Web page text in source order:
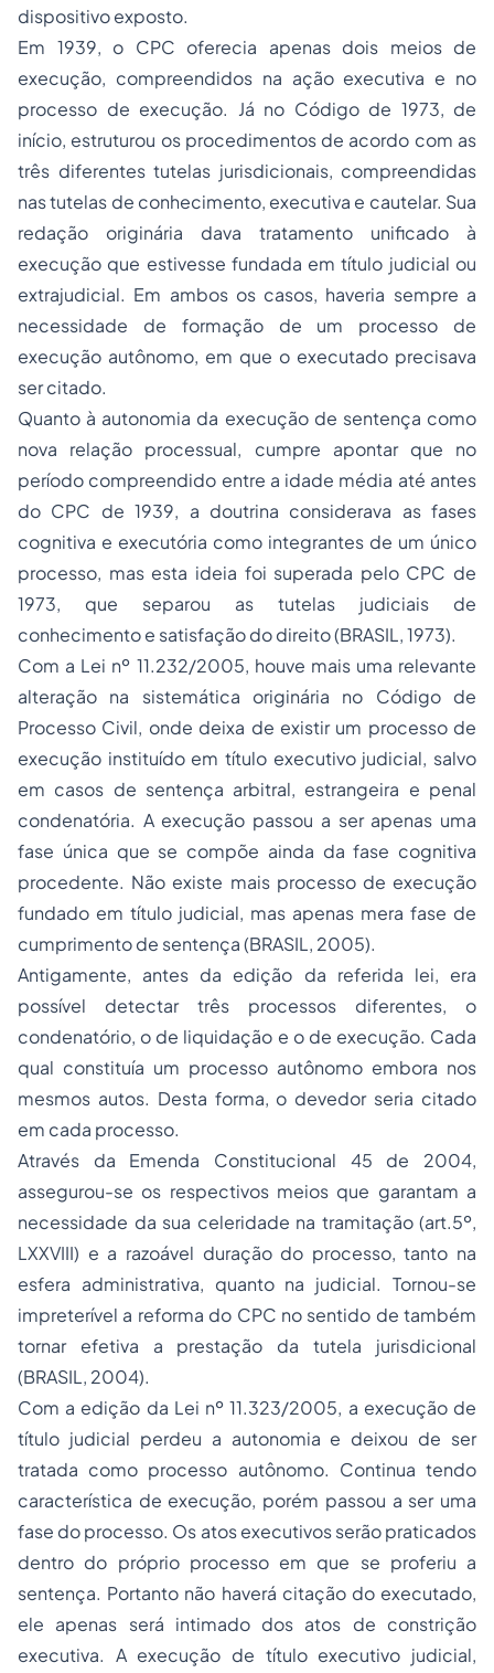
dispositivo exposto.
Em 1939, o CPC oferecia apenas dois meios de
execução, compreendidos na ação executiva e no
processo de execução. Já no Código de 1973, de
início, estruturou os procedimentos de acordo com as
três diferentes tutelas jurisdicionais, compreendidas
nas tutelas de conhecimento, executiva e cautelar. Sua
redação originária dava tratamento unificado à
execução que estivesse fundada em título judicial ou
extrajudicial. Em ambos os casos, haveria sempre a
necessidade de formação de um processo de
execução autônomo, em que o executado precisava
ser citado.
Quanto à autonomia da execução de sentença como
nova relação processual, cumpre apontar que no
período compreendido entre a idade média até antes
do CPC de 1939, a doutrina considerava as fases
cognitiva e executória como integrantes de um único
processo, mas esta ideia foi superada pelo CPC de
1973, que separou as tutelas judiciais de
conhecimento e satisfação do direito (BRASIL, 1973).
Com a Lei nº 11.232/2005, houve mais uma relevante
alteração na sistemática originária no Código de
Processo Civil, onde deixa de existir um processo de
execução instituído em título executivo judicial, salvo
em casos de sentença arbitral, estrangeira e penal
condenatória. A execução passou a ser apenas uma
fase única que se compõe ainda da fase cognitiva
procedente. Não existe mais processo de execução
fundado em título judicial, mas apenas mera fase de
cumprimento de sentença (BRASIL, 2005).
Antigamente, antes da edição da referida lei, era
possível detectar três processos diferentes, o
condenatório, o de liquidação e o de execução. Cada
qual constituía um processo autônomo embora nos
mesmos autos. Desta forma, o devedor seria citado
em cada processo.
Através da Emenda Constitucional 45 de 2004,
assegurou-se os respectivos meios que garantam a
necessidade da sua celeridade na tramitação (art.5º,
LXXVIII) e a razoável duração do processo, tanto na
esfera administrativa, quanto na judicial. Tornou-se
impreterível a reforma do CPC no sentido de também
tornar efetiva a prestação da tutela jurisdicional
(BRASIL, 2004).
Com a edição da Lei nº 11.323/2005, a execução de
título judicial perdeu a autonomia e deixou de ser
tratada como processo autônomo. Continua tendo
característica de execução, porém passou a ser uma
fase do processo. Os atos executivos serão praticados
dentro do próprio processo em que se proferiu a
sentença. Portanto não haverá citação do executado,
ele apenas será intimado dos atos de constrição
executiva. A execução de título executivo judicial,